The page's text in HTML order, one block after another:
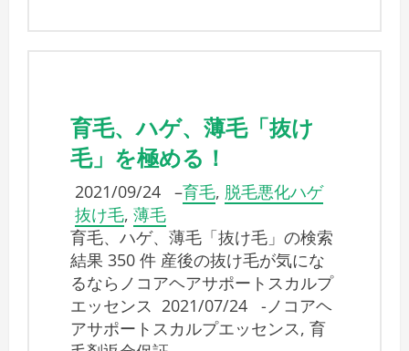
育毛、ハゲ、薄毛「抜け
毛」を極める！
2021/09/24 –育毛, 脱毛悪化ハゲ
抜け毛, 薄毛
育毛、ハゲ、薄毛「抜け毛」の検索
結果 350 件 産後の抜け毛が気にな
るならノコアヘアサポートスカルプ
エッセンス 2021/07/24 -ノコアヘ
アサポートスカルプエッセンス, 育